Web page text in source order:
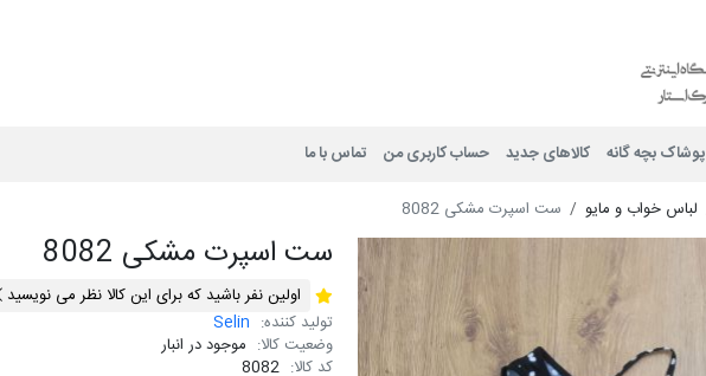
پوشاک بچه گانه کالاهای جدید حساب کاربری من تماس با ما
لباس خواب و مایو ست اسپرت مشکی 8082
ست اسپرت مشکی 8082
اولین نفر باشید که برای این کالا نظر می نویسید
تولید کننده: Selin
وضعیت کالا: موجود در انبار
کد کالا: 8082